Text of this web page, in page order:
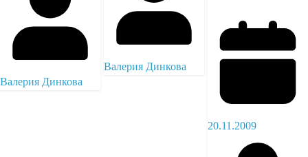
Валерия Динкова
Валерия Динкова
20.11.2009